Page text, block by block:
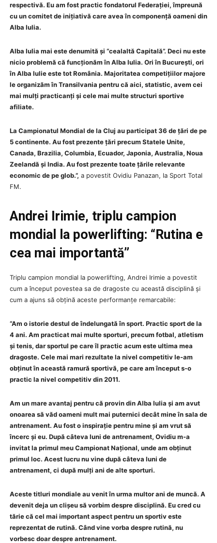
respectivă. Eu am fost practic fondatorul Federației, împreună
cu un comitet de inițiativă care avea în componență oameni din
Alba Iulia.
Alba Iulia mai este denumită și “cealaltă Capitală”. Deci nu este
nicio problemă că funcționăm în Alba Iulia. Ori în București, ori
în Alba Iulie este tot România. Majoritatea competițiilor majore
le organizăm în Transilvania pentru că aici, statistic, avem cei
mai mulți practicanți și cele mai multe structuri sportive
afiliate.
La Campionatul Mondial de la Cluj au participat 36 de țări de pe
5 continente. Au fost prezente țări precum Statele Unite,
Canada, Brazilia, Columbia, Ecuador, Japonia, Australia, Noua
Zeelandă și India. Au fost prezente toate țările relevante
economic de pe glob.”, a povestit Ovidiu Panazan, la Sport Total
FM.
Andrei Irimie, triplu campion
mondial la powerlifting: “Rutina e
cea mai importantă”
Triplu campion mondial la powerlifting, Andrei Irimie a povestit
cum a început povestea sa de dragoste cu această disciplină și
cum a ajuns să obțină aceste performanțe remarcabile:
“Am o istorie destul de îndelungată în sport. Practic sport de la
4 ani. Am practicat mai multe sporturi, precum fotbal, atletism
și tenis, dar sportul pe care îl practic acum este ultima mea
dragoste. Cele mai mari rezultate la nivel competitiv le-am
obținut în această ramură sportivă, pe care am început s-o
practic la nivel competitiv din 2011.
Am un mare avantaj pentru că provin din Alba Iulia și am avut
onoarea să văd oameni mult mai puternici decât mine în sala de
antrenament. Au fost o inspirație pentru mine și am vrut să
încerc și eu. După câteva luni de antrenament, Ovidiu m-a
invitat la primul meu Campionat Național, unde am obținut
primul loc. Acest lucru nu vine după câteva luni de
antrenament, ci după mulți ani de alte sporturi.
Aceste titluri mondiale au venit în urma multor ani de muncă. A
devenit deja un clișeu să vorbim despre disciplină. Eu cred cu
tărie că cel mai important aspect pentru un sportiv este
reprezentat de rutină. Când vine vorba despre rutină, nu
vorbesc doar despre antrenament.